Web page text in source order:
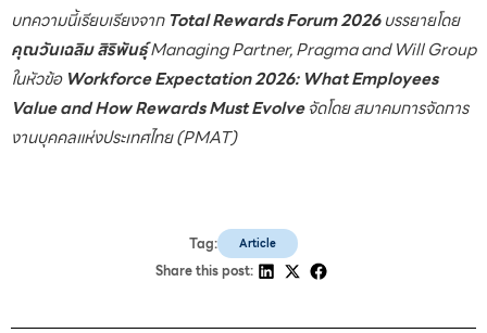
บทความนี้เรียบเรียงจากTotal Rewards Forum 2026บรรยายโดย
คุณวันเฉลิม สิริพันธุ์Managing Partner, Pragma and Will Group
ในหัวข้อ Workforce Expectation 2026: What Employees
Value and How Rewards Must Evolveจัดโดย สมาคมการจัดการ
งานบุคคลแห่งประเทศไทย (PMAT)
Tag: Article
Share this post: